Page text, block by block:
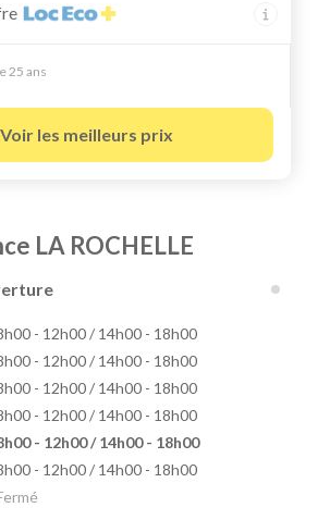
25 ans
Voir les meilleurs prix
LA ROCHELLE
- 12h00 / 14h00 - 18h00
- 12h00 / 14h00 - 18h00
- 12h00 / 14h00 - 18h00
- 12h00 / 14h00 - 18h00
- 12h00 / 14h00 - 18h00
- 12h00 / 14h00 - 18h00